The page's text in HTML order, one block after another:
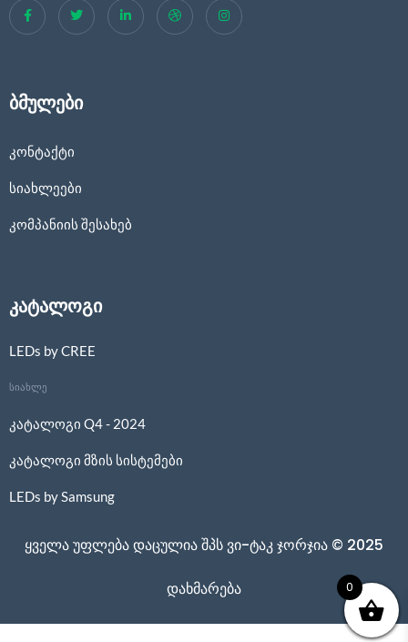
ბმულები
კონტაქტი
სიახლეები
კომპანიის შესახებ
კატალოგი
LEDs by CREE
სიახლე
კატალოგი Q4 - 2024
კატალოგი მზის სისტემები
LEDs by Samsung
ყველა უფლება დაცულია შპს ვი-ტაკ ჯორჯია © 2025
დახმარება 0